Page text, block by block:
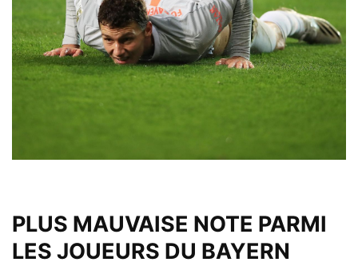
PLUS MAUVAISE NOTE PARMI
LES JOUEURS DU BAYERN